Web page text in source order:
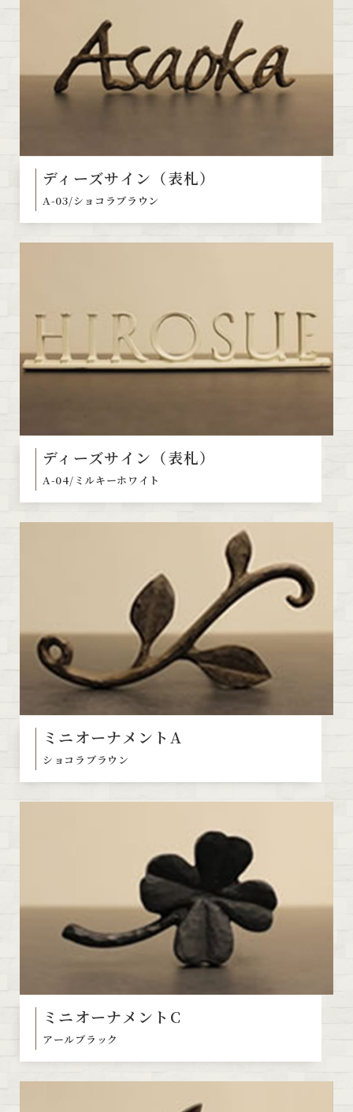
ディーズサイン（表札）
A-03/ショコラブラウン
ディーズサイン（表札）
A-04/ミルキーホワイト
ミニオーナメントA
ショコラブラウン
ミニオーナメントC
アールブラック